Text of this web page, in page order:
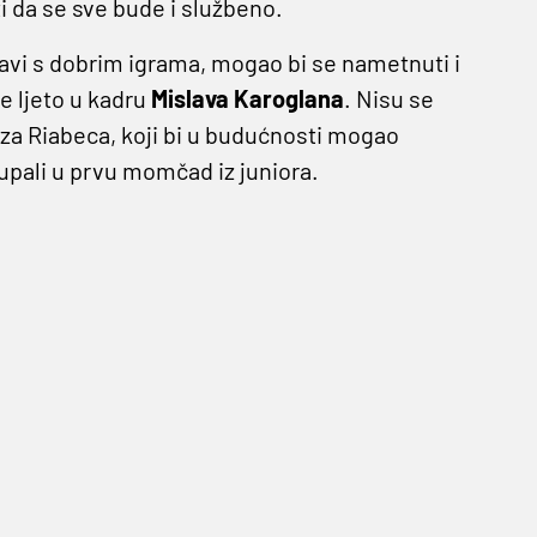
se sve bude i službeno.
s dobrim igrama, mogao bi se nametnuti i
ljeto u kadru Mislava Karoglana. Nisu se
Riabeca, koji bi u budućnosti mogao
u prvu momčad iz juniora.